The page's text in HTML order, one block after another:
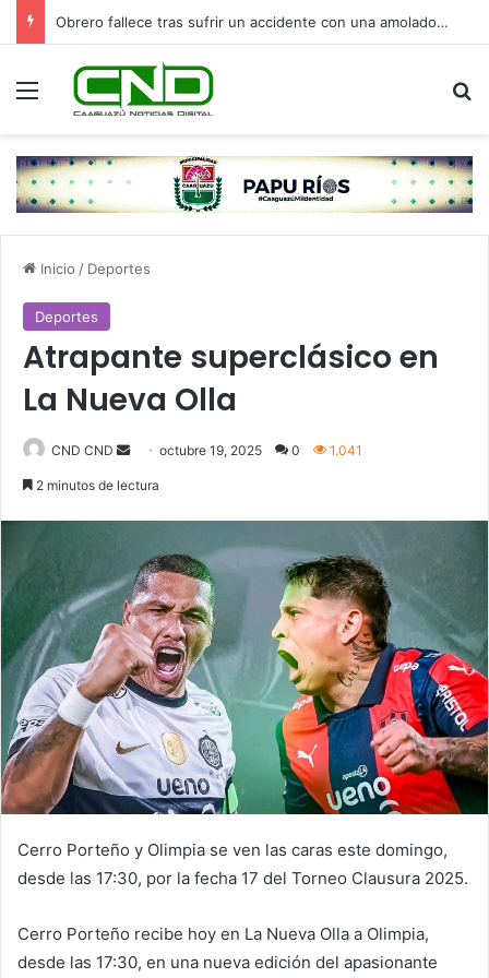
Obrero fallece tras sufrir un accidente con una amoladora en Canindeyú
Menú
Inicio / Deportes
Deportes
Atrapante superclásico en
La Nueva Olla
CND CND
n
e
m
a
i
l
octubre 19, 2025 0 1.041
2 minutos de lectura
Cerro Porteño y Olimpia se ven las caras este domingo,
desde las 17:30, por la fecha 17 del Torneo Clausura 2025.
Cerro Porteño recibe hoy en La Nueva Olla a Olimpia,
desde las 17:30, en una nueva edición del apasionante